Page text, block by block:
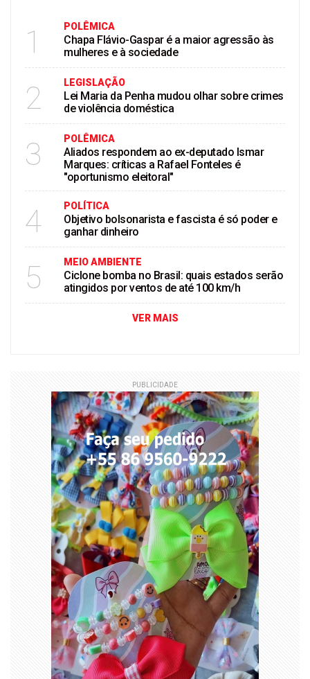
1 POLÊMICA
Chapa Flávio-Gaspar é a maior agressão às
mulheres e à sociedade
2 LEGISLAÇÃO
Lei Maria da Penha mudou olhar sobre crimes
de violência doméstica
3 POLÊMICA
Aliados respondem ao ex-deputado Ismar
Marques: críticas a Rafael Fonteles é
"oportunismo eleitoral"
4 POLÍTICA
Objetivo bolsonarista e fascista é só poder e
ganhar dinheiro
5 MEIO AMBIENTE
Ciclone bomba no Brasil: quais estados serão
atingidos por ventos de até 100 km/h
VER MAIS
PUBLICIDADE